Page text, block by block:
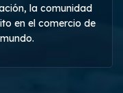
la comunidad
en el comercio de